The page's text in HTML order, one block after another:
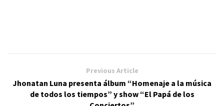
Previous Article
Jhonatan Luna presenta álbum “Homenaje a la música
de todos los tiempos” y show “El Papá de los